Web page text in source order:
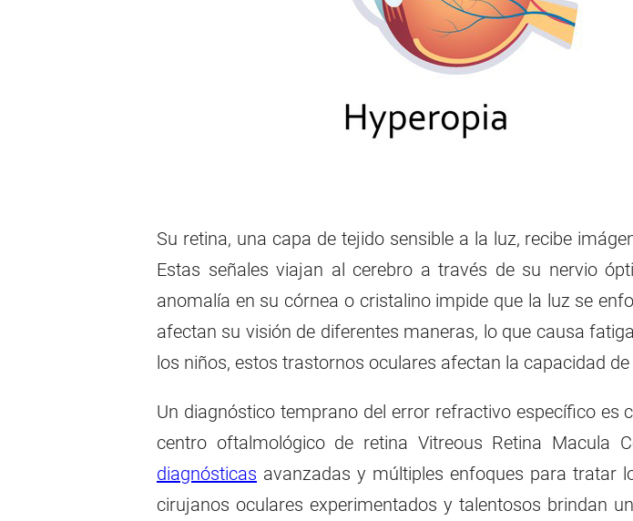
Su retina, una capa de tejido sensible a la luz, recibe
Estas señales viajan al cerebro a través de su nervio
anomalía en su córnea o cristalino impide que la luz se
afectan su visión de diferentes maneras, lo que causa
los niños, estos trastornos oculares afectan la capacidad
Un diagnóstico temprano del error refractivo específico
centro oftalmológico de retina Vitreous Retina Macula
diagnósticas avanzadas y múltiples enfoques para tratar
cirujanos oculares experimentados y talentosos brindan